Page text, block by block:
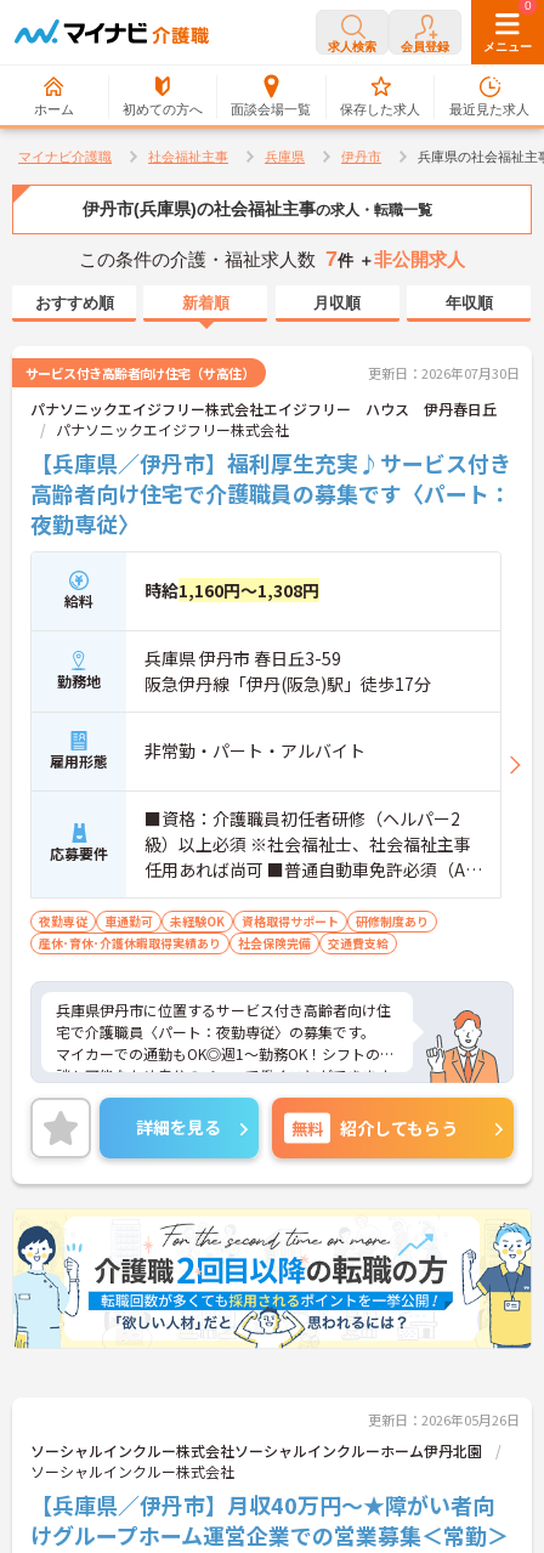
求人検索 会員登録 メニュー
ホーム 初めての方へ 面談会場一覧
0
保存した求人
0
最近見た求人
マイナビ介護職 社会福祉主事 兵庫県 伊丹市 兵庫県の社会福祉主
伊丹市(兵庫県)の社会福祉主事の求人・転職一覧
この条件の介護・福祉求人数 7件 ＋非公開求人
おすすめ順 新着順 月収順 年収順
サービス付き高齢者向け住宅（サ高住） 更新日：2026年07月30日
パナソニックエイジフリー株式会社エイジフリー ハウス 伊丹春日丘
パナソニックエイジフリー株式会社
【兵庫県／伊丹市】福利厚生充実♪サービス付き
高齢者向け住宅で介護職員の募集です〈パート：
夜勤専従〉
給料 時給1,160円～1,308円
勤務地
兵庫県 伊丹市 春日丘3-59
阪急伊丹線「伊丹(阪急)駅」徒歩17分
雇用形態 非常勤・パート・アルバイト
応募要件
■資格：介護職員初任者研修（ヘルパー2
級）以上必須 ※社会福祉士、社会福祉主事
任用あれば尚可 ■普通自動車免許必須（AT
限定可） ■経験不問
夜勤専従 車通勤可 未経験OK 資格取得サポート
研修制度あり
産休･育休･介護休暇取得実績あり
社会保険完備 交通費支給
兵庫県伊丹市に位置するサービス付き高齢者向け住
宅で介護職員〈パート：夜勤専従〉の募集です。
マイカーでの通勤もOK◎週1～勤務OK！シフトの相
談も可能なため自分のペースで働くことができます
♪
昇給もあり頑張りが評価されてしっかりと職員に還
元されます。丁寧な研修とフォロー体制で、経験に
関わらず安心してスタートできます。
こちらの求人にご興味がございましたら面接のポイ
ントもお伝えしますので是非ご応募お待ちしており
ます。
詳細を見る 無料 紹介してもらう
更新日：2026年05月26日
ソーシャルインクルー株式会社ソーシャルインクルーホーム伊丹北園
ソーシャルインクルー株式会社
【兵庫県／伊丹市】月収40万円～★障がい者向
けグループホーム運営企業での営業募集＜常勤＞